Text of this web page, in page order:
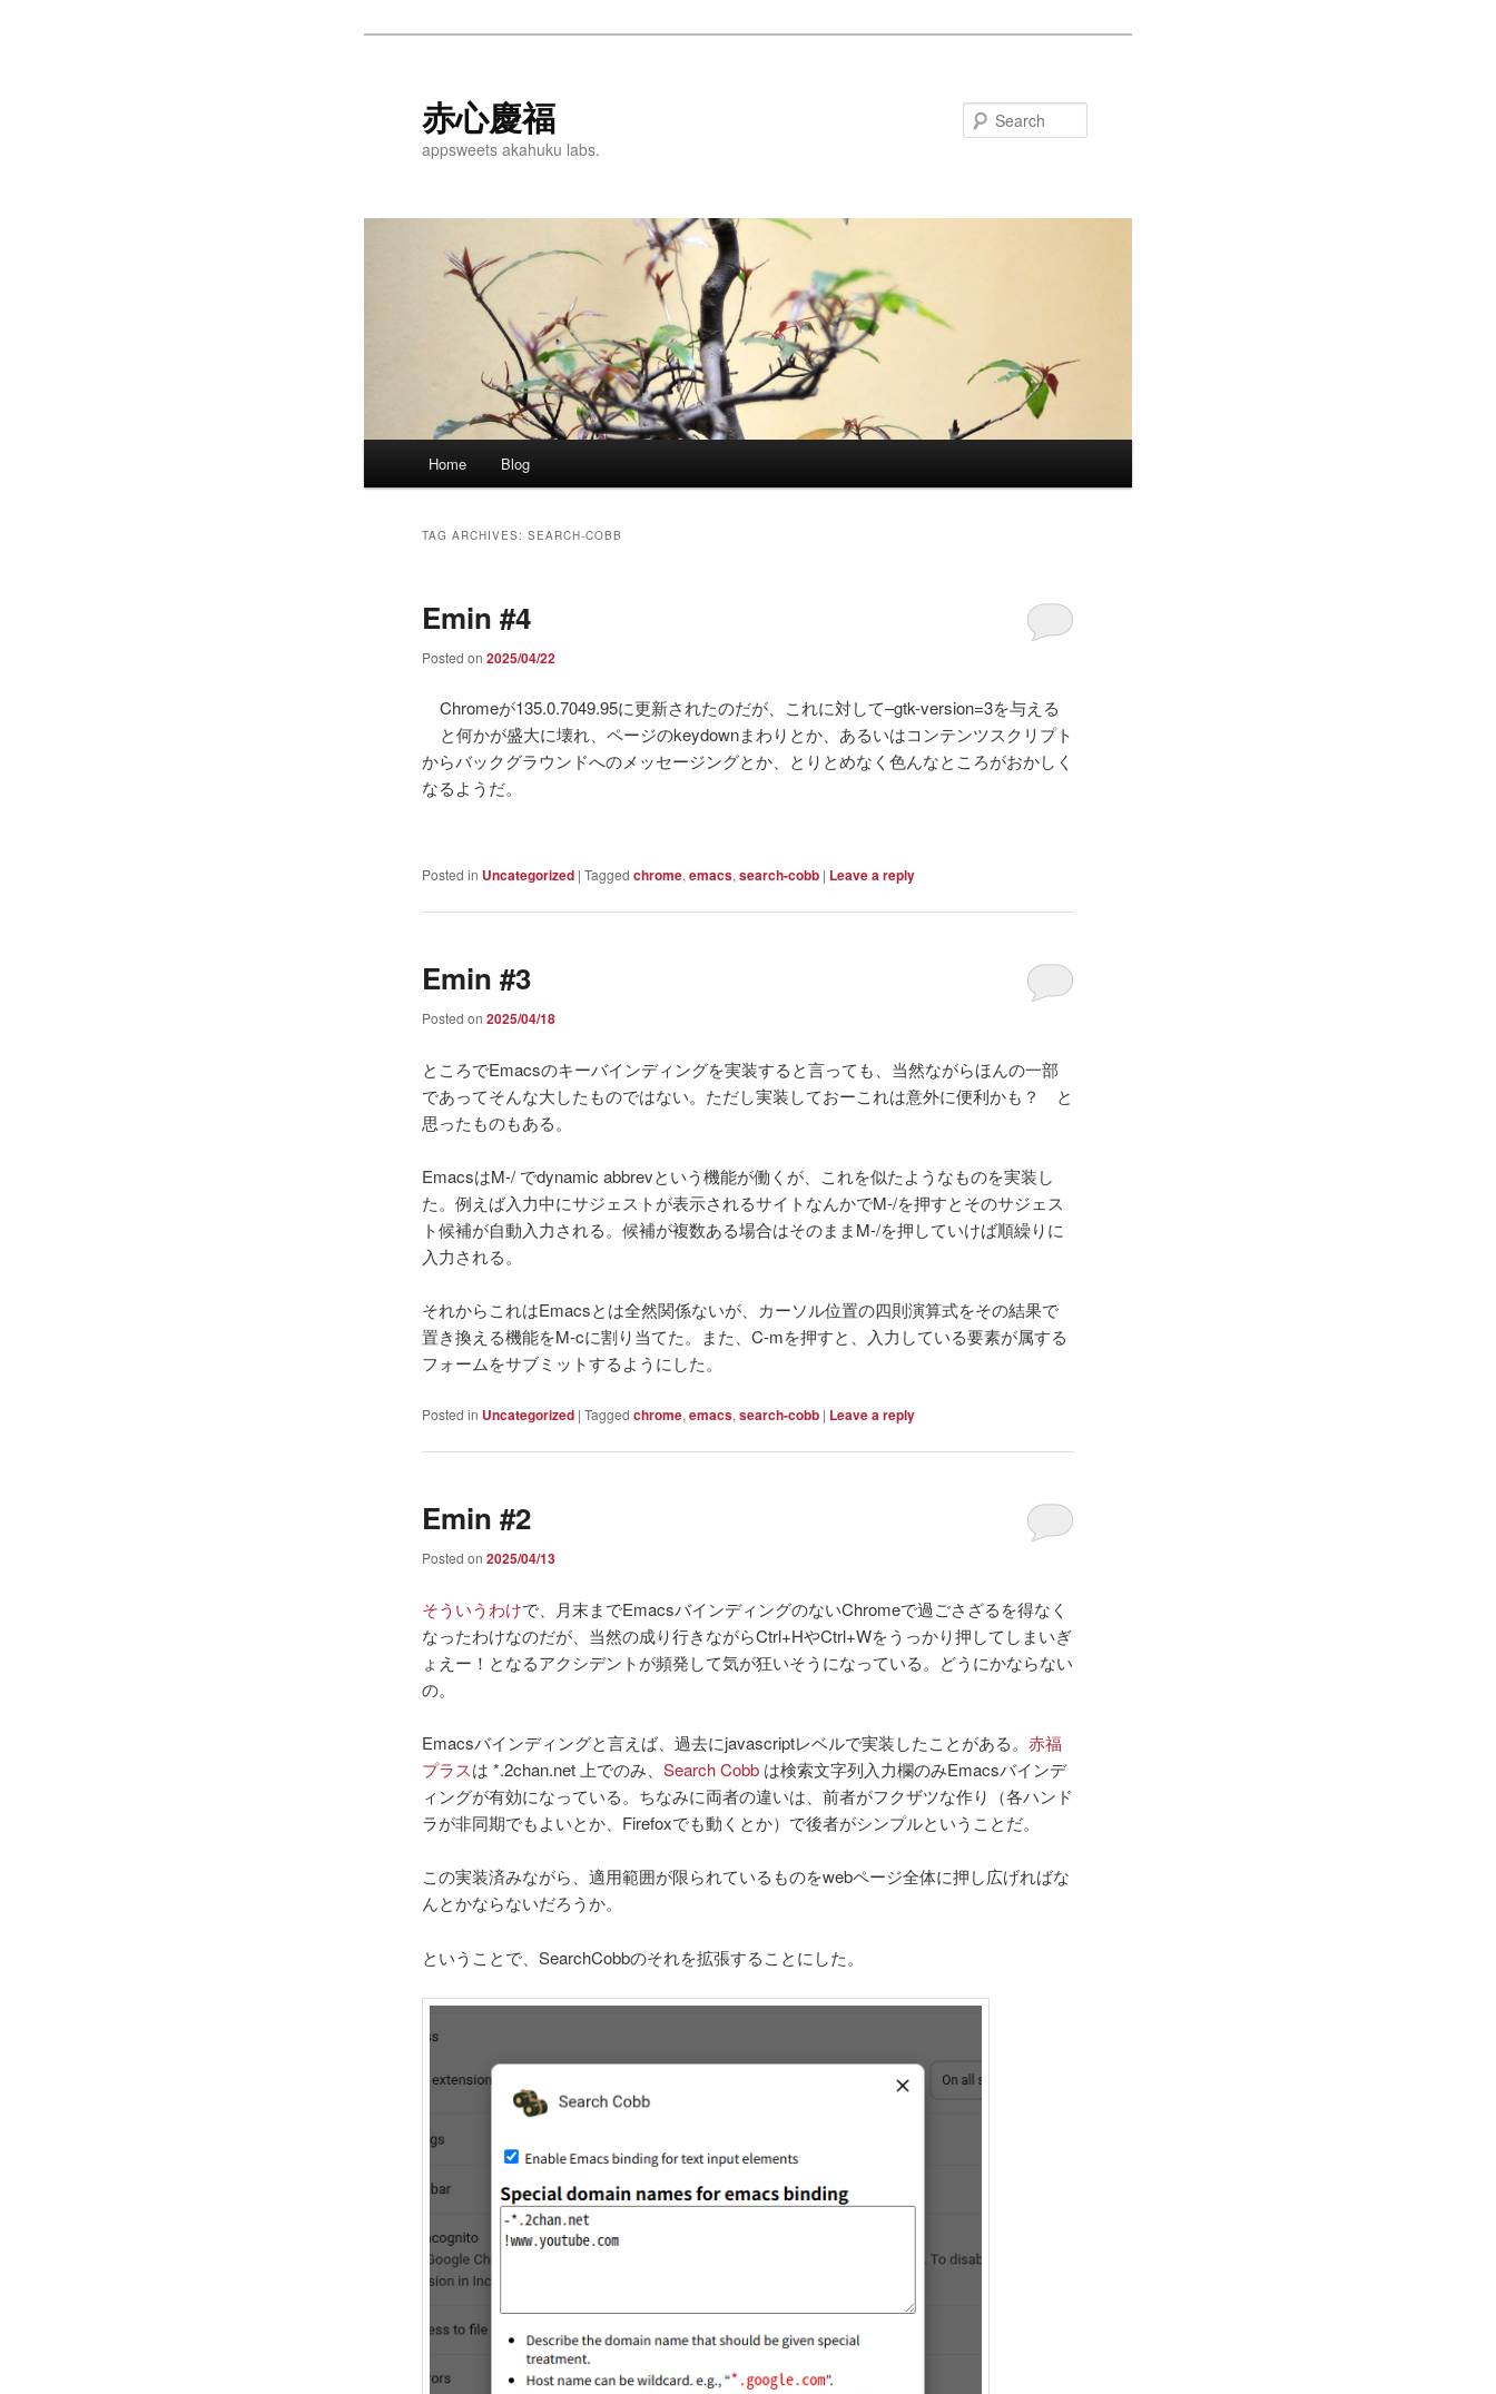
赤心慶福
appsweets akahuku labs.
Home Blog
TAG ARCHIVES:SEARCH-COBB
Emin #4
Posted on2025/04/22
Chromeが135.0.7049.95に更新されたのだが、これに対して–gtk-version=3を与える
と何かが盛大に壊れ、ページのkeydownまわりとか、あるいはコンテンツスクリプト
からバックグラウンドへのメッセージングとか、とりとめなく色んなところがおかしく
なるようだ。
Posted in Uncategorized |Tagged chrome,emacs,search-cobb | Leave a reply
Emin #3
Posted on2025/04/18
ところでEmacsのキーバインディングを実装すると言っても、当然ながらほんの一部
であってそんな大したものではない。ただし実装しておーこれは意外に便利かも？ と
思ったものもある。
EmacsはM-/ でdynamic abbrevという機能が働くが、これを似たようなものを実装し
た。例えば入力中にサジェストが表示されるサイトなんかでM-/を押すとそのサジェス
ト候補が自動入力される。候補が複数ある場合はそのままM-/を押していけば順繰りに
入力される。
それからこれはEmacsとは全然関係ないが、カーソル位置の四則演算式をその結果で
置き換える機能をM-cに割り当てた。また、C-mを押すと、入力している要素が属する
フォームをサブミットするようにした。
Posted in Uncategorized |Tagged chrome,emacs,search-cobb | Leave a reply
Emin #2
Posted on2025/04/13
そういうわけで、月末までEmacsバインディングのないChromeで過ごさざるを得なく
なったわけなのだが、当然の成り行きながらCtrl+HやCtrl+Wをうっかり押してしまいぎ
ょえー！となるアクシデントが頻発して気が狂いそうになっている。どうにかならない
の。
Emacsバインディングと言えば、過去にjavascriptレベルで実装したことがある。赤福
プラスは *.2chan.net 上でのみ、Search Cobb は検索文字列入力欄のみEmacsバインデ
ィングが有効になっている。ちなみに両者の違いは、前者がフクザツな作り（各ハンド
ラが非同期でもよいとか、Firefoxでも動くとか）で後者がシンプルということだ。
この実装済みながら、適用範囲が限られているものをwebページ全体に押し広げればな
んとかならないだろうか。
ということで、SearchCobbのそれを拡張することにした。